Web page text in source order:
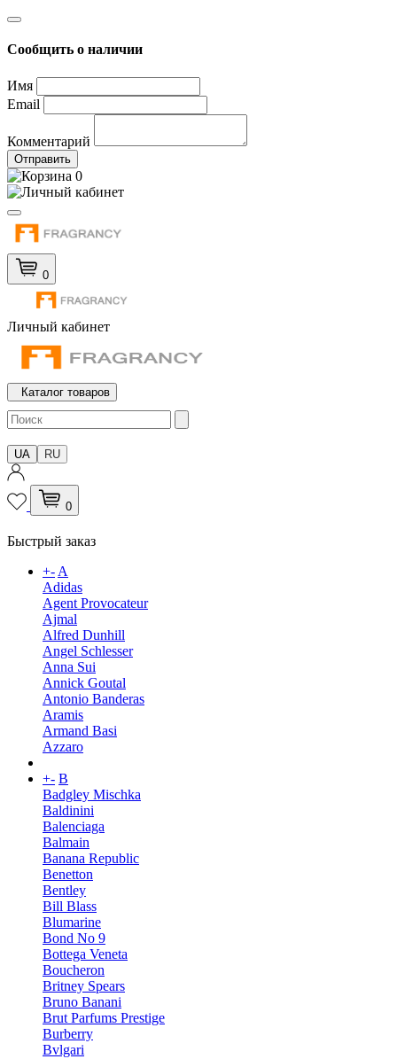
Сообщить о наличии
Имя
Email
Комментарий
Отправить
0
0
Личный кабинет
Каталог товаров
UA RU
0
Быстрый заказ
+-A
Adidas
Agent Provocateur
Ajmal
Alfred Dunhill
Angel Schlesser
Anna Sui
Annick Goutal
Antonio Banderas
Aramis
Armand Basi
Azzaro
+- B
Badgley Mischka
Baldinini
Balenciaga
Balmain
Banana Republic
Benetton
Bentley
Bill Blass
Blumarine
Bond No 9
Bottega Veneta
Boucheron
Britney Spears
Bruno Banani
Brut Parfums Prestige
Burberry
Bvlgari